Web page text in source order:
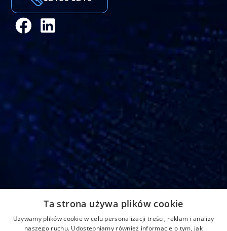
Strefowa 22, 43-109 Tychy, Polska
Home Aktualności Kontakt
Ta strona używa plików cookie
Używamy plików cookie w celu personalizacji treści, reklam i analizy
naszego ruchu. Udostępniamy również informacje o tym, jak